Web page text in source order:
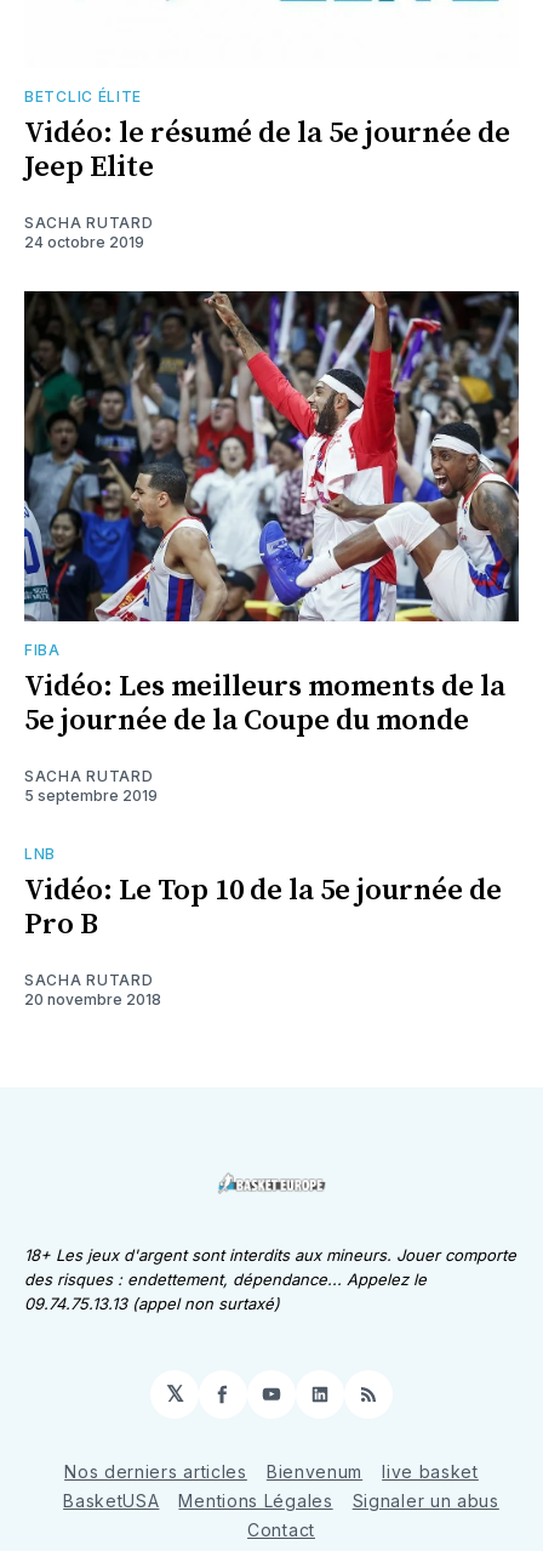
BETCLIC ÉLITE
Vidéo: le résumé de la 5e journée de
Jeep Elite
SACHA RUTARD
24 octobre 2019
FIBA
Vidéo: Les meilleurs moments de la
5e journée de la Coupe du monde
SACHA RUTARD
5 septembre 2019
LNB
Vidéo: Le Top 10 de la 5e journée de
Pro B
SACHA RUTARD
20 novembre 2018
18+ Les jeux d'argent sont interdits aux mineurs. Jouer comporte
des risques : endettement, dépendance... Appelez le
09.74.75.13.13 (appel non surtaxé)
𝕏 Facebook
YouTube
LinkedIn
RSS
Nos derniers articles Bienvenum
live basket
BasketUSA
Mentions Légales
Signaler un abus
Contact